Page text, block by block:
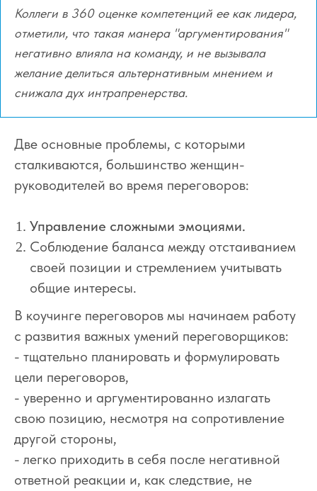
Коллеги в 360 оценке компетенций ее как лидера,
отметили, что такая манера "аргументирования"
негативно влияла на команду, и не вызывала
желание делиться альтернативным мнением и
снижала дух интрапренерства.
Две основные проблемы, с которыми
сталкиваются, большинство женщин-
руководителей во время переговоров:
Управление сложными эмоциями.
Соблюдение баланса между отстаиванием
своей позиции и стремлением учитывать
общие интересы.
В коучинге переговоров мы начинаем работу
с развития важных умений переговорщиков:
- тщательно планировать и формулировать
цели переговоров,
- уверенно и аргументированно излагать
свою позицию, несмотря на сопротивление
другой стороны,
- легко приходить в себя после негативной
ответной реакции и, как следствие, не